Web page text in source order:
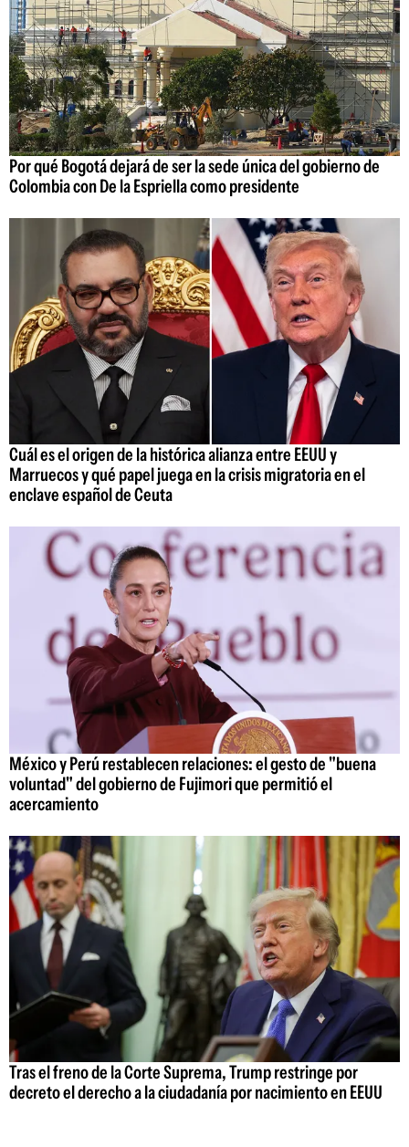
Por qué Bogotá dejará de ser la sede única del gobierno de
Colombia con De la Espriella como presidente
Cuál es el origen de la histórica alianza entre EEUU y
Marruecos y qué papel juega en la crisis migratoria en el
enclave español de Ceuta
México y Perú restablecen relaciones: el gesto de "buena
voluntad" del gobierno de Fujimori que permitió el
acercamiento
Tras el freno de la Corte Suprema, Trump restringe por
decreto el derecho a la ciudadanía por nacimiento en EEUU